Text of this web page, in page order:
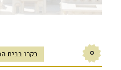
0 בקרו בבית